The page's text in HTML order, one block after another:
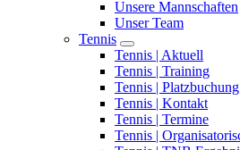
Unsere Mannschaften
Unser Team
Tennis
Tennis | Aktuell
Tennis | Training
Tennis | Platzbuchung
Tennis | Kontakt
Tennis | Termine
Tennis |